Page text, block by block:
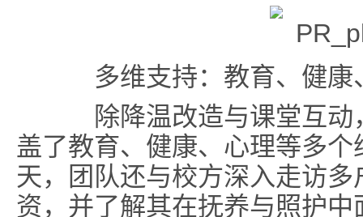
多维支持：教育、健
除降温改造与课堂互动
盖了教育、健康、心理等多
天，团队还与校方深入走访
资，并了解其在抚养与照护